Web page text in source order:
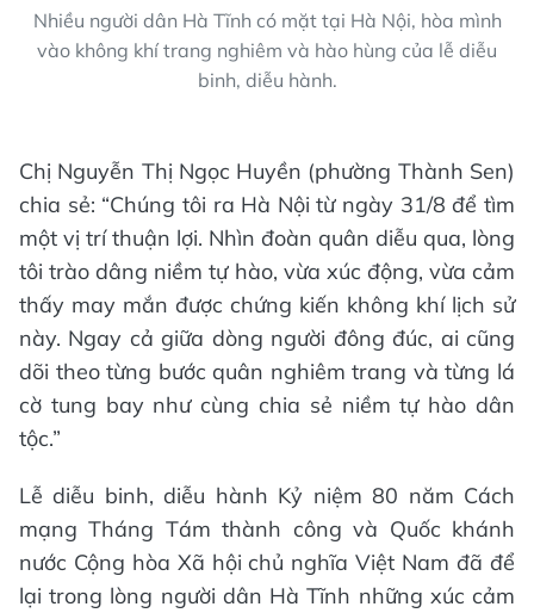
Nhiều người dân Hà Tĩnh có mặt tại Hà Nội, hòa mình
vào không khí trang nghiêm và hào hùng của lễ diễu
binh, diễu hành.
Chị Nguyễn Thị Ngọc Huyền (phường Thành Sen)
chia sẻ: “Chúng tôi ra Hà Nội từ ngày 31/8 để tìm
một vị trí thuận lợi. Nhìn đoàn quân diễu qua, lòng
tôi trào dâng niềm tự hào, vừa xúc động, vừa cảm
thấy may mắn được chứng kiến không khí lịch sử
này. Ngay cả giữa dòng người đông đúc, ai cũng
dõi theo từng bước quân nghiêm trang và từng lá
cờ tung bay như cùng chia sẻ niềm tự hào dân
tộc.”
Lễ diễu binh, diễu hành Kỷ niệm 80 năm Cách
mạng Tháng Tám thành công và Quốc khánh
nước Cộng hòa Xã hội chủ nghĩa Việt Nam đã để
lại trong lòng người dân Hà Tĩnh những xúc cảm